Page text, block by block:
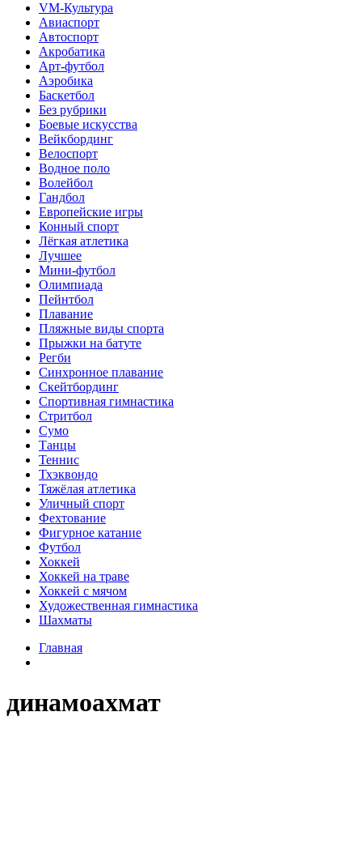
VM-Культура
Авиаспорт
Автоспорт
Акробатика
Арт-футбол
Аэробика
Баскетбол
Без рубрики
Боевые искусства
Вейкбординг
Велоспорт
Водное поло
Волейбол
Гандбол
Европейские игры
Конный спорт
Лёгкая атлетика
Лучшее
Мини-футбол
Олимпиада
Пейнтбол
Плавание
Пляжные виды спорта
Прыжки на батуте
Регби
Синхронное плавание
Скейтбординг
Спортивная гимнастика
Стритбол
Сумо
Танцы
Теннис
Тхэквондо
Тяжёлая атлетика
Уличный спорт
Фехтование
Фигурное катание
Футбол
Хоккей
Хоккей на траве
Хоккей с мячом
Художественная гимнастика
Шахматы
Главная
динамоахмат